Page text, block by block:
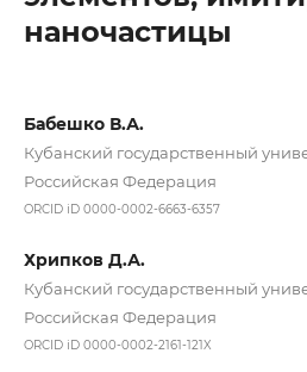
наночастицы
Бабешко В.А.
Кубанский государственный
Российская Федерация
ORCID iD 0000-0002-6663-6357
Хрипков Д.А.
Кубанский государственный
Российская Федерация
ORCID iD 0000-0002-2161-121X